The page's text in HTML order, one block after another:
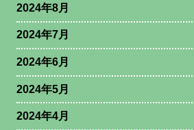
2024年8月
2024年7月
2024年6月
2024年5月
2024年4月